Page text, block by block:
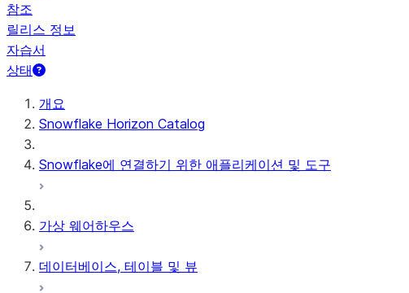
참조
릴리스 정보
자습서
상태
개요
Snowflake Horizon Catalog
Snowflake에 연결하기 위한 애플리케이션 및 도구
가상 웨어하우스
데이터베이스, 테이블 및 뷰